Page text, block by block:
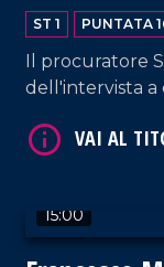
ST 1 PUNTATA
Il procuratore
dell'intervista a
15:00
VAI AL TITOLO
VAI AL TITOLO